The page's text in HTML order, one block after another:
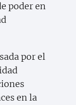
poder en
por el
en la